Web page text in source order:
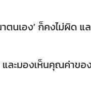
ตนเอง’ ก็คงไม่ผิด แ
ละมองเห็นคุณค่าขอ